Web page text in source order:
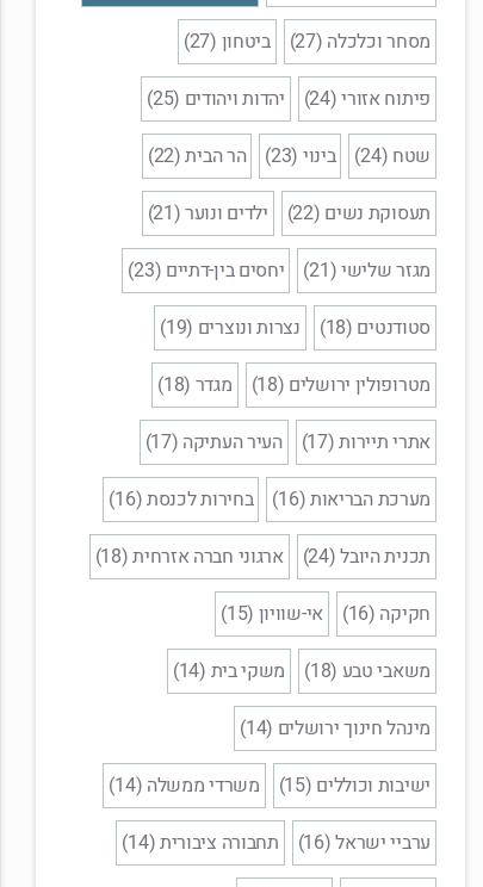
מסחר וכלכלה (27)
ביטחון (27)
פיתוח אזורי (24)
יהדות ויהודים (25)
שטח (24)
בינוי (23)
הר הבית (22)
תעסוקת נשים (22)
ילדים ונוער (21)
מגזר שלישי (21)
יחסים בין-דתיים (23)
סטודנטים (18)
נצרות ונוצרים (19)
מטרופולין ירושלים (18)
מגדר (18)
אתרי תיירות (17)
העיר העתיקה (17)
מערכת הבריאות (16)
בחירות לכנסת (16)
תכנית היובל (24)
ארגוני חברה אזרחית (18)
חקיקה (16)
אי-שוויון (15)
משאבי טבע (18)
משקי בית (14)
מינהל חינוך ירושלים (14)
ישיבות וכוללים (15)
משרדי ממשלה (14)
ערביי ישראל (16)
תחבורה ציבורית (14)